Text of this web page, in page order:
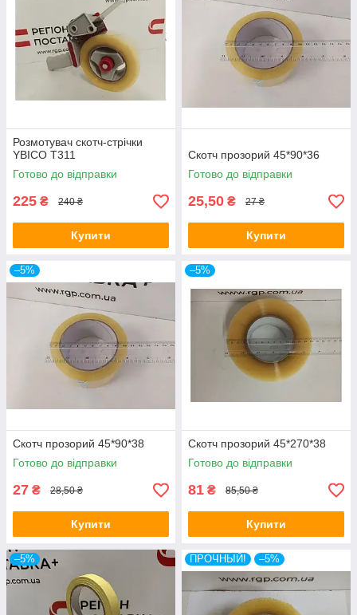
Розмотувач скотч-стрічки
YBICO T311
Готово до відправки
225 ₴ 240 ₴
Купити
Скотч прозорий 45*90*36
Готово до відправки
25,50 ₴ 27 ₴
Купити
–5%
Скотч прозорий 45*90*38
Готово до відправки
27 ₴ 28,50 ₴
Купити
–5%
Скотч прозорий 45*270*38
Готово до відправки
81 ₴ 85,50 ₴
Купити
–5% ПРОЧНЫЙ! –5%